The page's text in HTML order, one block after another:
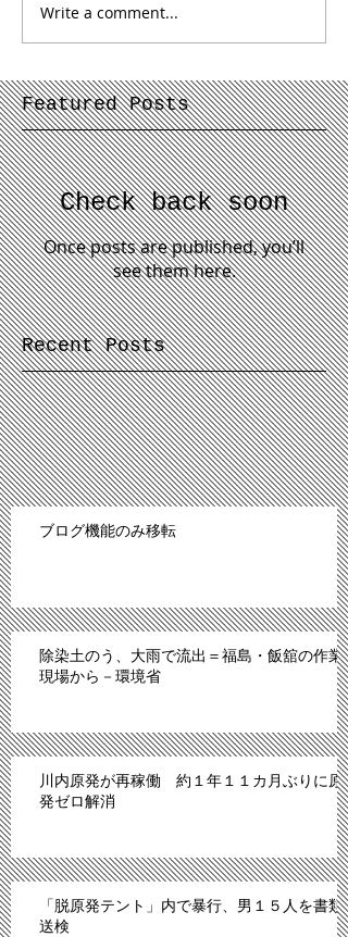
Write a comment...
Featured Posts
Check back soon
Once posts are published, you’ll
see them here.
Recent Posts
ブログ機能のみ移転
除染土のう、大雨で流出＝福島・飯舘の作業
現場から－環境省
川内原発が再稼働 約１年１１カ月ぶりに原
発ゼロ解消
「脱原発テント」内で暴行、男１５人を書類
送検